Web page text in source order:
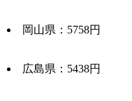
岡山県：5758円
広島県：5438円